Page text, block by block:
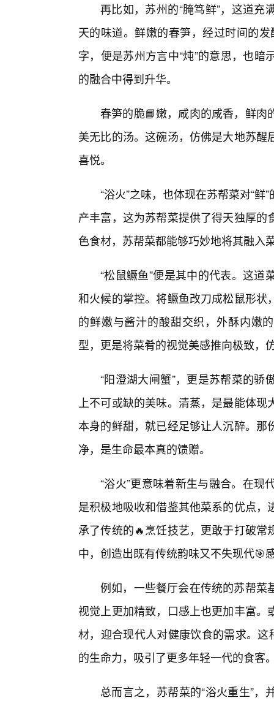
再比如，苏州的“腌笃鲜”，这道
天的味道。鲜嫩的春笋，经过时间的发
字，便是苏州方言中“炖”的意思，也
的融合中得到升华。
春笋的脆📘嫩，咸肉的咸香，鲜肉
美无比的汤。这碗汤，仿佛是大地苏
喜悦。
“浴火”之味，也体现在苏帮菜对“
产丰富，这为苏帮菜提供了得天独厚
色食材，苏帮菜都能够巧妙地将其融入
“松鼠鳜鱼”便是其中的代表。这
和火候的掌控。将鳜鱼改刀成松鼠形
的鲜嫩与酱汁的酸甜交织，外酥内嫩
型，更是将菜肴的视觉美感推向极致，
“阳澄湖大闸蟹”，更是苏帮菜的
上不可或缺的美味。清蒸，是最能体
本身的鲜甜，就已经足够让人沉醉。
净，是生命最本真的馈赠。
“浴火”更意味着新生与融合。在
是积极地吸收和借鉴其他菜系的优点
承了传统的🔥烹饪技艺，更敢于打破
中，创造出既有传统韵味又不失现代🎯
例如，一些餐厅会在传统的苏帮菜
视觉上更加精致，口感上也更加丰富
材，迎合现代人对健康饮食的需求。
的生命力，吸引了更多年轻一代的食客
总而言之，苏帮菜的“浴火重生”